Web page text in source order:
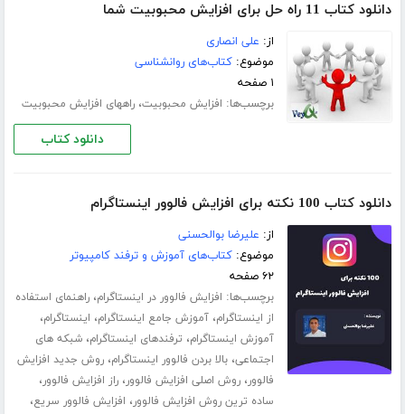
دانلود کتاب 11 راه حل برای افزایش محبوبیت شما
از: علی انصاری
موضوع:کتاب‌های روانشناسی
۱ صفحه
برچسب‌ها: افزایش محبوبیت،راههای افزایش محبوبیت
دانلود کتاب
دانلود کتاب 100 نکته برای افزایش فالوور اینستاگرام
از: علیرضا بوالحسنی
موضوع:کتاب‌های آموزش و ترفند کامپیوتر
۶۲ صفحه
برچسب‌ها: افزایش فالوور در اینستاگرام،راهنمای استفاده
از اینستاگرام،آموزش جامع اینستاگرام، اینستاگرام،
آموزش اینستاگرام، ترفندهای اینستاگرام،شبکه های
اجتماعی،بالا بردن فالوور اینستاگرام،روش جدید افزایش
فالوور،روش اصلی افزایش فالوور،راز افزایش فالوور،
ساده ترین روش افزایش فالوور، افزایش فالوور سریع،